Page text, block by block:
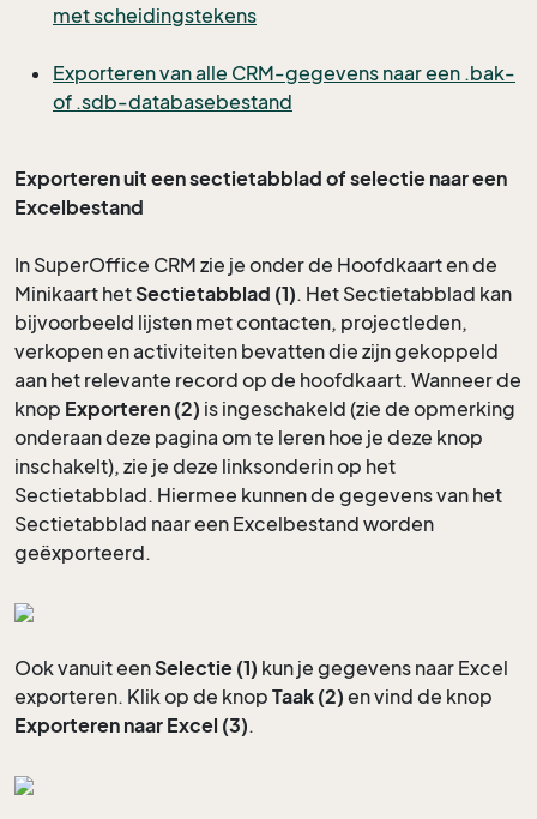
met scheidingstekens
Exporteren van alle CRM-gegevens naar een .bak-
of .sdb-databasebestand
Exporteren uit een sectietabblad of selectie naar een
Excelbestand
In SuperOffice CRM zie je onder de Hoofdkaart en de
Minikaart hetSectietabblad (1). Het Sectietabblad kan
bijvoorbeeld lijsten met contacten, projectleden,
verkopen en activiteiten bevatten die zijn gekoppeld
aan het relevante record op de hoofdkaart. Wanneer de
knop Exporteren (2) is ingeschakeld (zie de opmerking
onderaan deze pagina om te leren hoe je deze knop
inschakelt), zie je deze linksonderin op het
Sectietabblad. Hiermee kunnen de gegevens van het
Sectietabblad naar een Excelbestand worden
geëxporteerd.
Ook vanuit eenSelectie (1) kun je gegevens naar Excel
exporteren. Klik op de knop Taak (2) en vind de knop
Exporteren naar Excel (3).